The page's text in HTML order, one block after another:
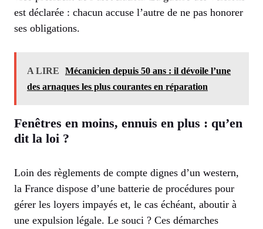
est déclarée : chacun accuse l’autre de ne pas honorer
ses obligations.
A LIRE
Mécanicien depuis 50 ans : il dévoile l’une
des arnaques les plus courantes en réparation
Fenêtres en moins, ennuis en plus : qu’en
dit la loi ?
Loin des règlements de compte dignes d’un western,
la France dispose d’une batterie de procédures pour
gérer les loyers impayés et, le cas échéant, aboutir à
une expulsion légale. Le souci ? Ces démarches